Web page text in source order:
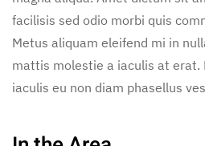
facilisis sed odio morbi quis
Metus aliquam eleifend mi in
mattis molestie a iaculis at erat.
iaculis eu non diam phasellus